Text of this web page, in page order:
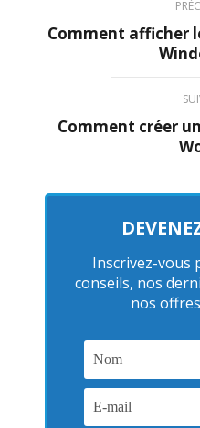
Comment afficher
Comment créer
Inscrivez-vous
conseils, nos
nos